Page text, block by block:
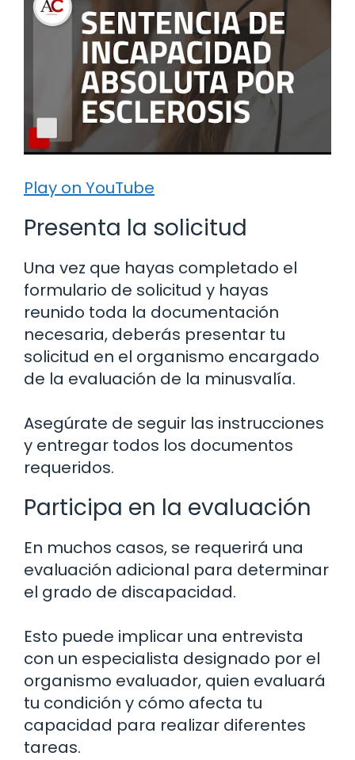
Play on YouTube
Presenta la solicitud
Una vez que hayas completado el
formulario de solicitud y hayas
reunido toda la documentación
necesaria, deberás presentar tu
solicitud en el organismo encargado
de la evaluación de la minusvalía.
Asegúrate de seguir las instrucciones
y entregar todos los documentos
requeridos.
Participa en la evaluación
En muchos casos, se requerirá una
evaluación adicional para determinar
el grado de discapacidad.
Esto puede implicar una entrevista
con un especialista designado por el
organismo evaluador, quien evaluará
tu condición y cómo afecta tu
capacidad para realizar diferentes
tareas.